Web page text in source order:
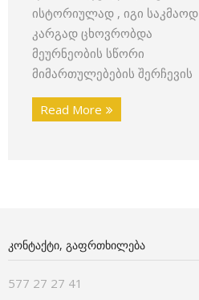
ისტორიულად , იგი საკმაოდ
კარგად ცხოვრობდა
მეურნეობის სწორი
მიმართულებების შერჩევის
Read More
ᲙᲝᲜᲢᲐᲥᲢᲘ, ᲒᲐᲤᲠᲗᲮᲘᲚᲔᲑᲐ
577 27 27 41